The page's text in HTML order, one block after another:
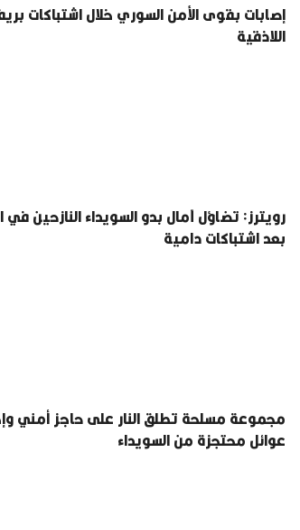
إصابات بقوى الأمن السوري خلال اشتباكات
اللاذقية
رويترز: تضاؤل آمال بدو السويداء النازحين في
بعد اشتباكات دامية
مجموعة مسلحة تطلق النار على حاجز أمني
عوائل محتجزة من السويداء